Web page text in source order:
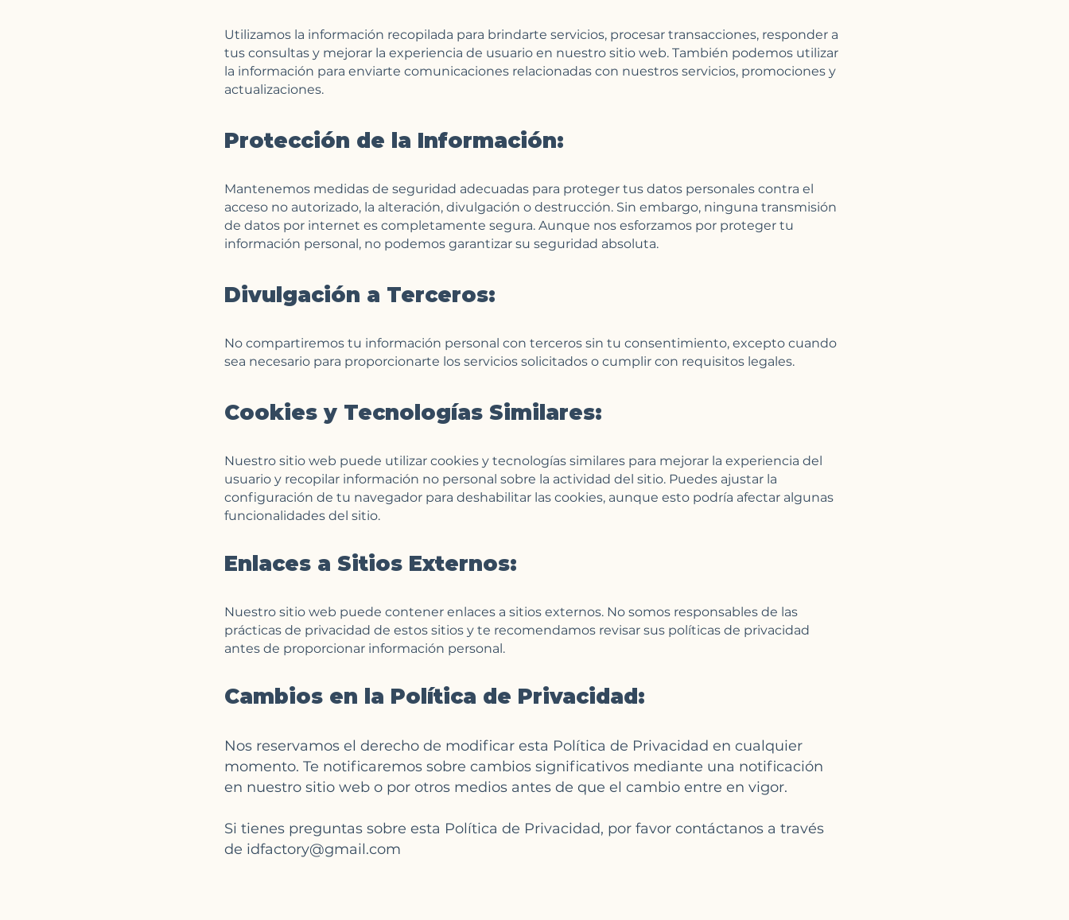
Utilizamos la información recopilada para brindarte servicios, procesar transacciones, responder a
tus consultas y mejorar la experiencia de usuario en nuestro sitio web. También podemos utilizar
la información para enviarte comunicaciones relacionadas con nuestros servicios, promociones y
actualizaciones.
Protección de la Información:
Mantenemos medidas de seguridad adecuadas para proteger tus datos personales contra el
acceso no autorizado, la alteración, divulgación o destrucción. Sin embargo, ninguna transmisión
de datos por internet es completamente segura. Aunque nos esforzamos por proteger tu
información personal, no podemos garantizar su seguridad absoluta.
Divulgación a Terceros:
No compartiremos tu información personal con terceros sin tu consentimiento, excepto cuando
sea necesario para proporcionarte los servicios solicitados o cumplir con requisitos legales.
Cookies y Tecnologías Similares:
Nuestro sitio web puede utilizar cookies y tecnologías similares para mejorar la experiencia del
usuario y recopilar información no personal sobre la actividad del sitio. Puedes ajustar la
configuración de tu navegador para deshabilitar las cookies, aunque esto podría afectar algunas
funcionalidades del sitio.
Enlaces a Sitios Externos:
Nuestro sitio web puede contener enlaces a sitios externos. No somos responsables de las
prácticas de privacidad de estos sitios y te recomendamos revisar sus políticas de privacidad
antes de proporcionar información personal.
Cambios en la Política de Privacidad:
Nos reservamos el derecho de modificar esta Política de Privacidad en cualquier
momento. Te notificaremos sobre cambios significativos mediante una notificación
en nuestro sitio web o por otros medios antes de que el cambio entre en vigor.
Si tienes preguntas sobre esta Política de Privacidad, por favor contáctanos a través
de idfactory@gmail.com